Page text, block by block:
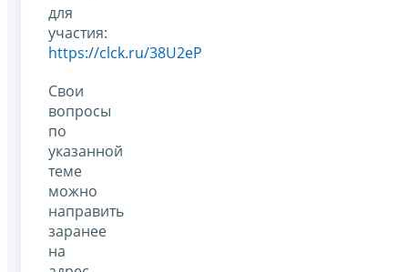
для
участия:
https://clck.ru/38U2eP
Свои
вопросы
по
указанной
теме
можно
направить
заранее
на